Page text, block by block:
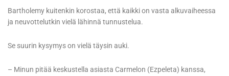
Bartholemy kuitenkin korostaa, että kaikki on vasta alkuvaiheessa
ja neuvottelutkin vielä lähinnä tunnustelua.
Se suurin kysymys on vielä täysin auki.
– Minun pitää keskustella asiasta Carmelon (Ezpeleta) kanssa,